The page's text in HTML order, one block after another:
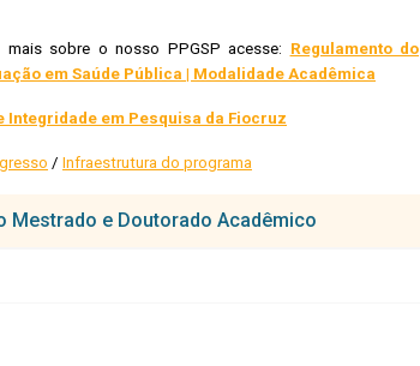
sobre o nosso PPGSP acesse: Regulamento do
em Saúde Pública | Modalidade Acadêmica
Integridade em Pesquisa da Fiocruz
/ Infraestrutura do programa
Mestrado e Doutorado Acadêmico
coletiva .